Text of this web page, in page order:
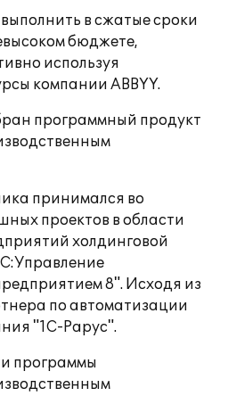
в сжатые сроки
бюджете,
используя
компании ABBYY.
программный продукт
принимался во
проектов в области
холдинговой
8". Исходя из
по автоматизации
"1С-Рарус".
программы